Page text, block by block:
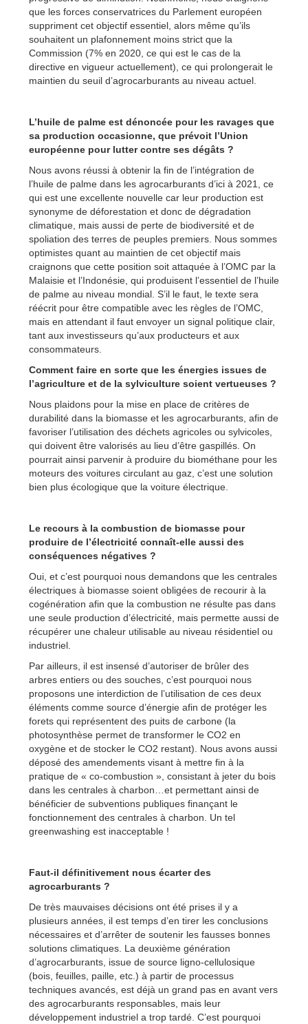
que les forces conservatrices du Parlement européen
suppriment cet objectif essentiel, alors même qu’ils
souhaitent un plafonnement moins strict que la
Commission (7% en 2020, ce qui est le cas de la
directive en vigueur actuellement), ce qui prolongerait le
maintien du seuil d’agrocarburants au niveau actuel.
L’huile de palme est dénoncée pour les ravages que
sa production occasionne, que prévoit l’Union
européenne pour lutter contre ses dégâts ?
Nous avons réussi à obtenir la fin de l’intégration de
l’huile de palme dans les agrocarburants d’ici à 2021, ce
qui est une excellente nouvelle car leur production est
synonyme de déforestation et donc de dégradation
climatique, mais aussi de perte de biodiversité et de
spoliation des terres de peuples premiers. Nous sommes
optimistes quant au maintien de cet objectif mais
craignons que cette position soit attaquée à l’OMC par la
Malaisie et l’Indonésie, qui produisent l’essentiel de l’huile
de palme au niveau mondial. S’il le faut, le texte sera
réécrit pour être compatible avec les règles de l’OMC,
mais en attendant il faut envoyer un signal politique clair,
tant aux investisseurs qu’aux producteurs et aux
consommateurs.
Comment faire en sorte que les énergies issues de
l’agriculture et de la sylviculture soient vertueuses ?
Nous plaidons pour la mise en place de critères de
durabilité dans la biomasse et les agrocarburants, afin de
favoriser l’utilisation des déchets agricoles ou sylvicoles,
qui doivent être valorisés au lieu d’être gaspillés. On
pourrait ainsi parvenir à produire du biométhane pour les
moteurs des voitures circulant au gaz, c’est une solution
bien plus écologique que la voiture électrique.
Le recours à la combustion de biomasse pour
produire de l’électricité connaît-elle aussi des
conséquences négatives ?
Oui, et c’est pourquoi nous demandons que les centrales
électriques à biomasse soient obligées de recourir à la
cogénération afin que la combustion ne résulte pas dans
une seule production d’électricité, mais permette aussi de
récupérer une chaleur utilisable au niveau résidentiel ou
industriel.
Par ailleurs, il est insensé d’autoriser de brûler des
arbres entiers ou des souches, c’est pourquoi nous
proposons une interdiction de l’utilisation de ces deux
éléments comme source d’énergie afin de protéger les
forets qui représentent des puits de carbone (la
photosynthèse permet de transformer le CO2 en
oxygène et de stocker le CO2 restant). Nous avons aussi
déposé des amendements visant à mettre fin à la
pratique de « co-combustion », consistant à jeter du bois
dans les centrales à charbon…et permettant ainsi de
bénéficier de subventions publiques finançant le
fonctionnement des centrales à charbon. Un tel
greenwashing est inacceptable !
Faut-il définitivement nous écarter des
agrocarburants ?
De très mauvaises décisions ont été prises il y a
plusieurs années, il est temps d’en tirer les conclusions
nécessaires et d’arrêter de soutenir les fausses bonnes
solutions climatiques. La deuxième génération
d’agrocarburants, issue de source ligno-cellulosique
(bois, feuilles, paille, etc.) à partir de processus
techniques avancés, est déjà un grand pas en avant vers
des agrocarburants responsables, mais leur
développement industriel a trop tardé. C’est pourquoi